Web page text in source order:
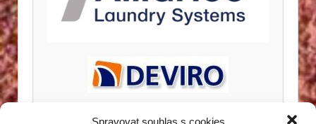
Spravovat souhlas s cookies